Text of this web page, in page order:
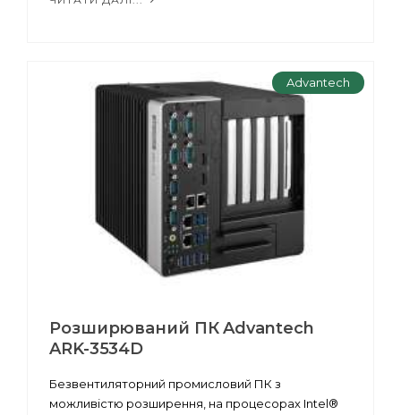
Advantech
Розширюваний ПК Advantech
ARK-3534D
Безвентиляторний промисловий ПК з
можливістю розширення, на процесорах Intel®